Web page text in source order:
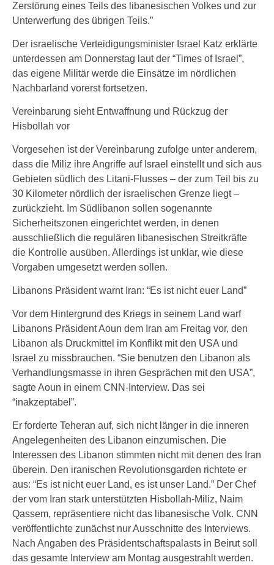
Zerstörung eines Teils des libanesischen Volkes und zur
Unterwerfung des übrigen Teils.”
Der israelische Verteidigungsminister Israel Katz erklärte
unterdessen am Donnerstag laut der “Times of Israel”,
das eigene Militär werde die Einsätze im nördlichen
Nachbarland vorerst fortsetzen.
Vereinbarung sieht Entwaffnung und Rückzug der
Hisbollah vor
Vorgesehen ist der Vereinbarung zufolge unter anderem,
dass die Miliz ihre Angriffe auf Israel einstellt und sich aus
Gebieten südlich des Litani-Flusses – der zum Teil bis zu
30 Kilometer nördlich der israelischen Grenze liegt –
zurückzieht. Im Südlibanon sollen sogenannte
Sicherheitszonen eingerichtet werden, in denen
ausschließlich die regulären libanesischen Streitkräfte
die Kontrolle ausüben. Allerdings ist unklar, wie diese
Vorgaben umgesetzt werden sollen.
Libanons Präsident warnt Iran: “Es ist nicht euer Land”
Vor dem Hintergrund des Kriegs in seinem Land warf
Libanons Präsident Aoun dem Iran am Freitag vor, den
Libanon als Druckmittel im Konflikt mit den USA und
Israel zu missbrauchen. “Sie benutzen den Libanon als
Verhandlungsmasse in ihren Gesprächen mit den USA”,
sagte Aoun in einem CNN-Interview. Das sei
“inakzeptabel”.
Er forderte Teheran auf, sich nicht länger in die inneren
Angelegenheiten des Libanon einzumischen. Die
Interessen des Libanon stimmten nicht mit denen des Iran
überein. Den iranischen Revolutionsgarden richtete er
aus: “Es ist nicht euer Land, es ist unser Land.” Der Chef
der vom Iran stark unterstützten Hisbollah-Miliz, Naim
Qassem, repräsentiere nicht das libanesische Volk. CNN
veröffentlichte zunächst nur Ausschnitte des Interviews.
Nach Angaben des Präsidentschaftspalasts in Beirut soll
das gesamte Interview am Montag ausgestrahlt werden.